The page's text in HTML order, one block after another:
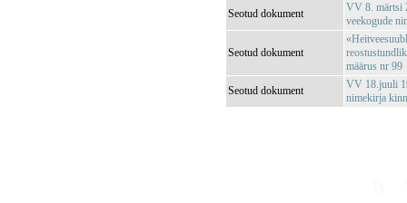
Seotud dokument
VV 8. märtsi
veekogude
Seotud dokument
määrus nr 99
Seotud dokument
VV 18.juuli
nimekirja